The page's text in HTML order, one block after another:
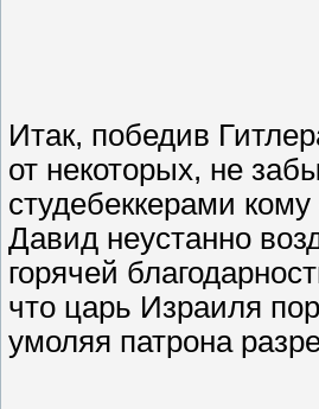
Итак, победив
от некоторых, не
студебеккерами
Давид неустанно
горячей
что царь Израиля
умоляя патрона